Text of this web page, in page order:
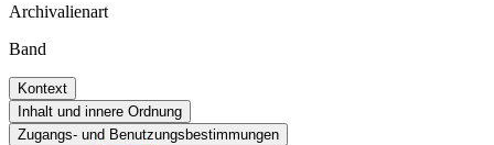
Archivalienart
Band
Kontext
Inhalt und innere Ordnung
Zugangs- und Benutzungsbestimmungen